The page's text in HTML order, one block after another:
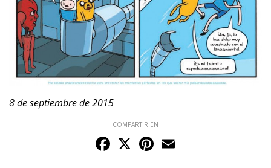
8 de septiembre de 2015
COMPARTIR EN
Facebook
X Pinterest